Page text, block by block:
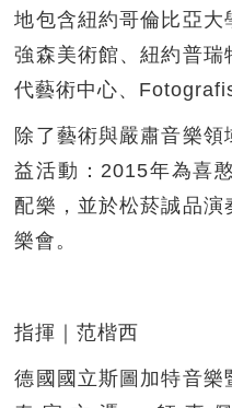
地包含紐約哥倫比亞大
強森美術館、紐約普
代藝術中心、
除了藝術與嚴肅音樂
益活動：2015年為喜
配樂，並於松菸誠品
樂會。
指揮｜范楷西
德國國立斯圖加特音樂